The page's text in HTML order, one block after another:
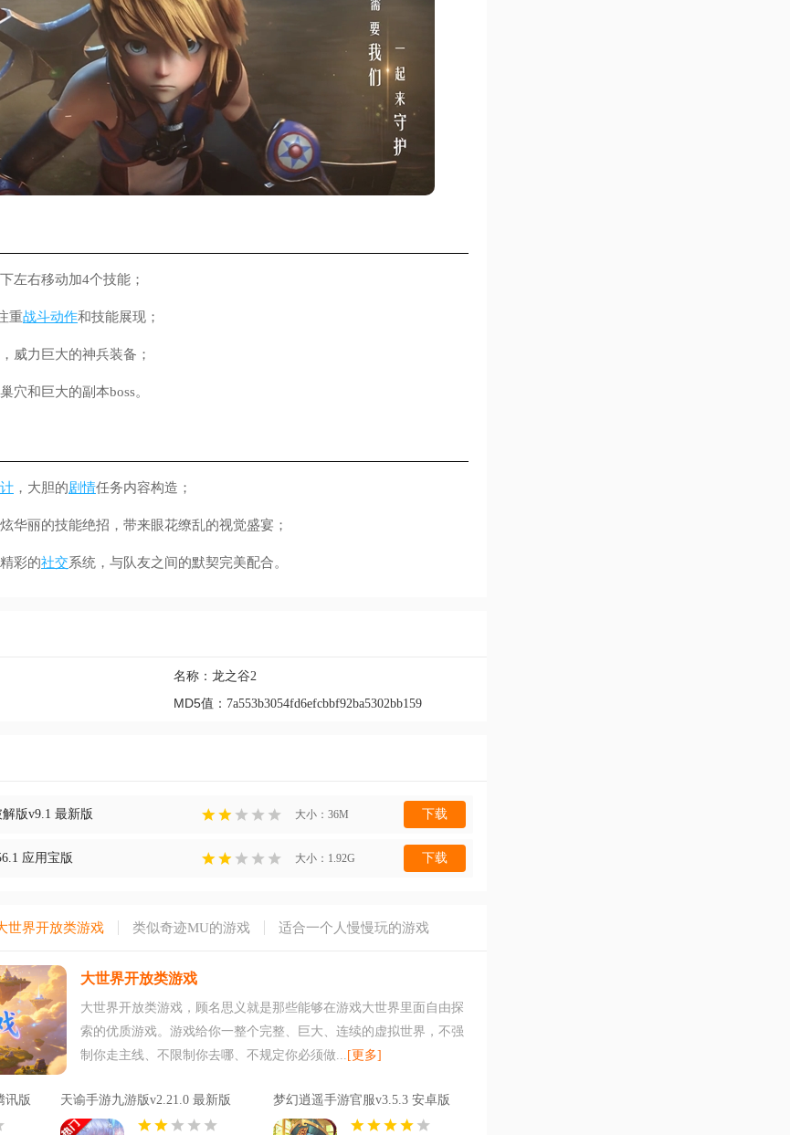
左右移动加4个技能；
重战斗动作和技能展现；
威力巨大的神兵装备；
穴和巨大的副本boss。
，大胆的剧情任务内容构造；
华丽的技能绝招，带来眼花缭乱的视觉盛宴；
彩的社交系统，与队友之间的默契完美配合。
名称： 龙之谷2
MD5值： 7a553b3054fd6efcbbf92ba5302bb159
版v9.1 最新版 大小：36M 下载
应用宝版 大小：1.92G 下载
世界开放类游戏 类似奇迹MU的游戏 适合一个人慢慢玩的游戏
大世界开放类游戏
大世界开放类游戏，顾名思义就是那些能够在游戏大世界里面自由探
索的优质游戏。游戏给你一整个完整、巨大、连续的虚拟世界，不强
制你走主线、不限制你去哪、不规定你必须做...
[更多]
讯版 天谕手游九游版v2.21.0 最新版 梦幻逍遥手游官服v3.5.3 安卓版